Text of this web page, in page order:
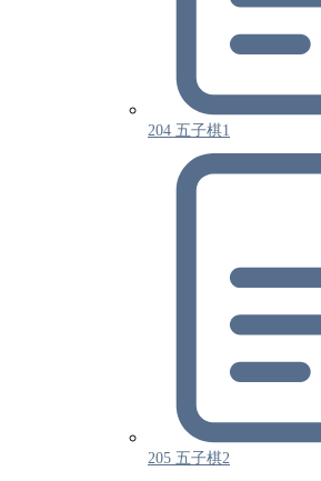
204 五子棋1
205 五子棋2